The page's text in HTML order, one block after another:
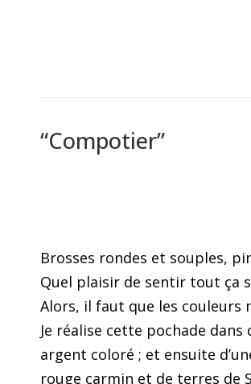
“Compotier”
Brosses rondes et souples,
Quel plaisir de sentir tout ça
Alors, il faut que les
Je réalise cette pochade
argent coloré ; et ensuite
rouge carmin et de terres de